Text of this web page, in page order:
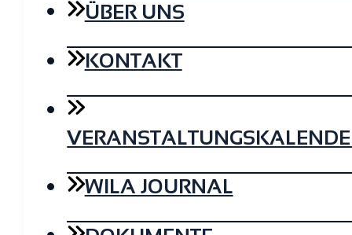
ÜBER UNS
KONTAKT
WILA JOURNAL